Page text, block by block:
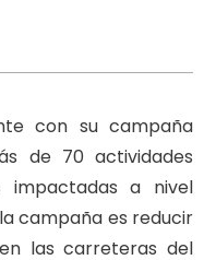
con su campaña
de 70 actividades
impactadas a nivel
campaña es reducir
las carreteras del